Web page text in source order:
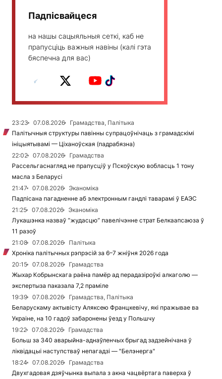
Падпісвайцеся
на нашы сацыяльныя сеткі, каб не
прапусціць важныя навіны (калі гэта
бяспечна для вас)
23:23 07.08.2026
Грамадства, Палітыка
Палітычныя структуры павінны супрацоўнічаць з грамадскімі
ініцыятывамі — Ціханоўская (падрабязна)
22:02
07.08.2026
Грамадства
Рассельгаснагляд не прапусціў у Пскоўскую вобласць 1 тону
масла з Беларусі
21:47
07.08.2026
Эканоміка
Падпісана пагадненне аб электронным гандлі таварамі ў ЕАЭС
21:25
07.08.2026
Эканоміка
Лукашэнка назваў “жудасцю” павелічэнне страт Белкаапсаюза ў
11 разоў
21:08
07.08.2026
Палітыка
Хроніка палітычных рэпрэсій за 6–7 жніўня 2026 года
20:15
07.08.2026
Грамадства
Жыхар Кобрынскага раёна памёр ад перадазіроўкі алкаголю —
экспертыза паказала 7,2 праміле
19:39
07.08.2026
Грамадства, Палітыка
Беларускаму актывісту Аляксею Францкевічу, які пражывае ва
Украіне, на 10 гадоў забаронены ўезд у Польшчу
19:22
07.08.2026
Грамадства
Больш за 340 аварыйна-аднаўленчых брыгад задзейнічана ў
ліквідацыі наступстваў непагадзі — "Белэнерга"
18:24
07.08.2026
Грамадства
Двухгадовая дзяўчынка выпала з акна чацвёртага паверха ў